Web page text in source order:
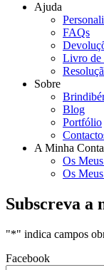
Ajuda
FAQs
Livro de
Sobre
Blog
Portfólio
A Minha Conta
Os
Os
Subscreva a
"*" indica campos
Facebook